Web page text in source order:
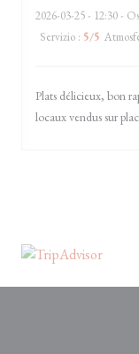
2026-03-25- 12:30 -
Servizio : 5/5
Plats délicieux, bon
locaux vendus sur